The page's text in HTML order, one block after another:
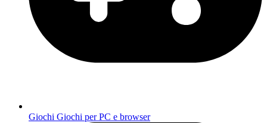
Giochi Giochi per PC e browser